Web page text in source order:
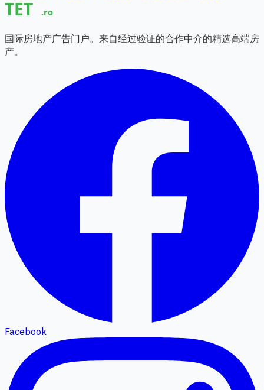
国际房地产广告门户。来自经过验证的合作中介的精选高端房
产。
Facebook